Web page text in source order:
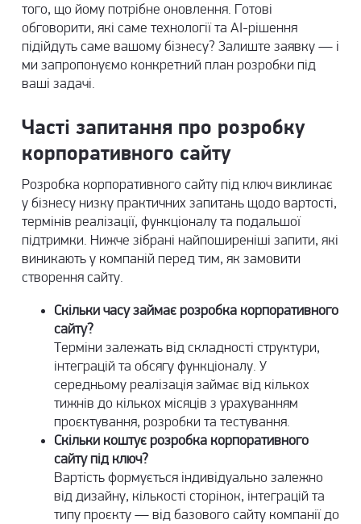
того, що йому потрібне оновлення. Готові
обговорити, які саме технології та AI-рішення
підійдуть саме вашому бізнесу? Залиште заявку — і
ми запропонуємо конкретний план розробки під
ваші задачі.
Часті запитання про розробку
корпоративного сайту
Розробка корпоративного сайту під ключ викликає
у бізнесу низку практичних запитань щодо вартості,
термінів реалізації, функціоналу та подальшої
підтримки. Нижче зібрані найпоширеніші запити, які
виникають у компаній перед тим, як замовити
створення сайту.
Скільки часу займає розробка корпоративного
сайту?
Терміни залежать від складності структури,
інтеграцій та обсягу функціоналу. У
середньому реалізація займає від кількох
тижнів до кількох місяців з урахуванням
проєктування, розробки та тестування.
Скільки коштує розробка корпоративного
сайту під ключ?
Вартість формується індивідуально залежно
від дизайну, кількості сторінок, інтеграцій та
типу проєкту — від базового сайту компанії до